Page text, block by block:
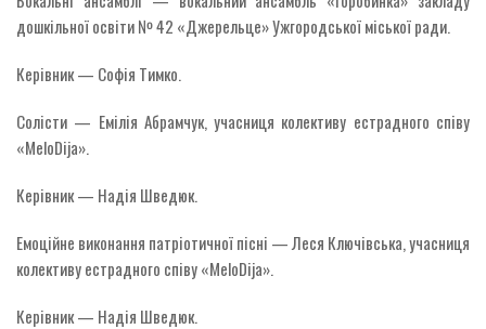
дошкільної освіти № 42 «Джерельце» Ужгородської міської ради.
Керівник — Софія Тимко.
Солісти — Емілія Абрамчук, учасниця колективу естрадного співу
«MeloDija».
Керівник — Надія Шведюк.
Емоційне виконання патріотичної пісні — Леся Ключівська, учасниця
колективу естрадного співу «MeloDija».
Керівник — Надія Шведюк.